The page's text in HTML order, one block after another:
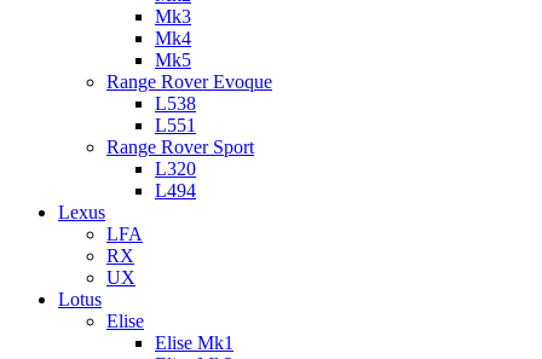
Mk3
Mk4
Mk5
Range Rover Evoque
L538
L551
Range Rover Sport
L320
L494
Lexus
LFA
RX
UX
Lotus
Elise
Elise Mk1